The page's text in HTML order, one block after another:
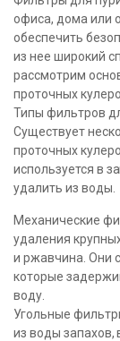
офиса, дома или
обеспечить
из нее широкий
рассмотрим
проточных
Типы фильтров
Существует
проточных
используется в
удалить из воды.
Механические
удаления
и ржавчина. Они
которые
воду.
Угольные
из воды запахов,